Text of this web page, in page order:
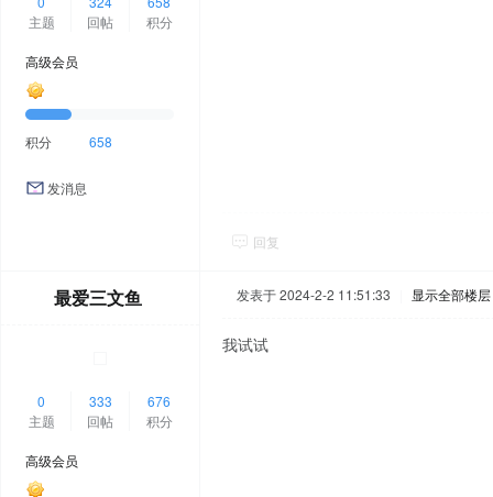
主题
回帖
积分
高级会员
积分 658
发消息
回复
最爱三文鱼
0
主题
333
回帖
676
积分
高级会员
发表于 2024-2-2 11:51:33 显示全部楼层
我试试